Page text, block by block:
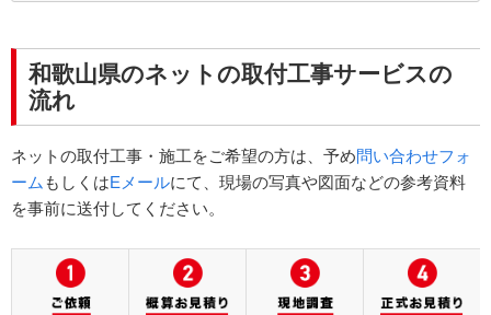
和歌山県のネットの取付工事サービスの
流れ
ネットの取付工事・施工をご希望の方は、予め問い合わせフォ
ーム もしくはEメールにて、現場の写真や図面などの参考資料
を事前に送付してください。